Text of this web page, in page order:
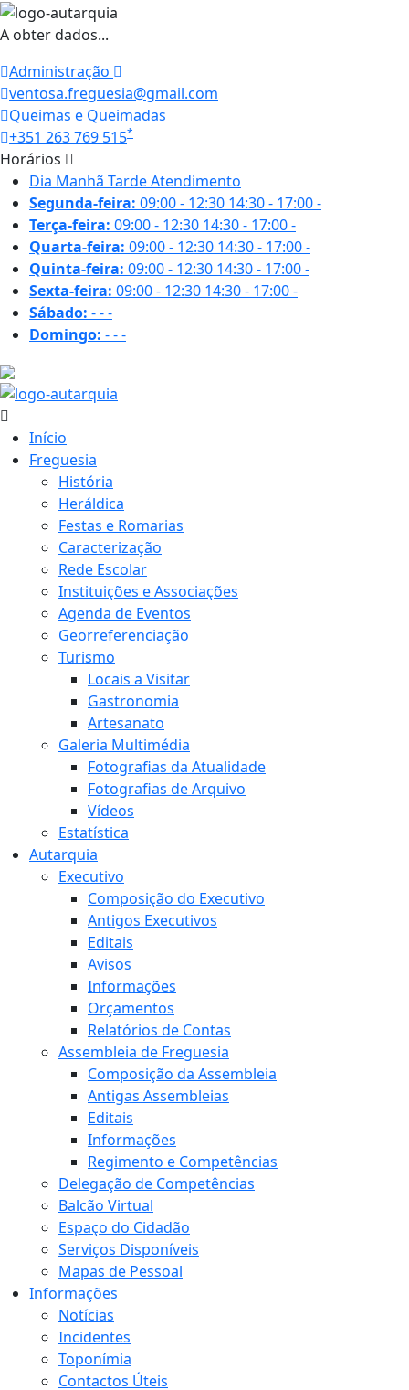
A obter dados...
Administração
ventosa.freguesia@gmail.com
Queimas e Queimadas
+351 263 769 515*
Horários
Dia Manhã TardeAtendimento
Segunda-feira: 09:00 - 12:30 14:30 - 17:00-
Terça-feira: 09:00 - 12:30 14:30 - 17:00-
Quarta-feira: 09:00 - 12:30 14:30 - 17:00-
Quinta-feira: 09:00 - 12:30 14:30 - 17:00-
Sexta-feira: 09:00 - 12:30 14:30 - 17:00-
Sábado: ---
Domingo: ---
Início
Freguesia
História
Heráldica
Festas e Romarias
Caracterização
Rede Escolar
Instituições e Associações
Agenda de Eventos
Georreferenciação
Turismo
Locais a Visitar
Gastronomia
Artesanato
Galeria Multimédia
Fotografias da Atualidade
Fotografias de Arquivo
Vídeos
Estatística
Autarquia
Executivo
Composição do Executivo
Antigos Executivos
Editais
Avisos
Informações
Orçamentos
Relatórios de Contas
Assembleia de Freguesia
Composição da Assembleia
Antigas Assembleias
Editais
Informações
Regimento e Competências
Delegação de Competências
Balcão Virtual
Espaço do Cidadão
Serviços Disponíveis
Mapas de Pessoal
Informações
Notícias
Incidentes
Toponímia
Contactos Úteis